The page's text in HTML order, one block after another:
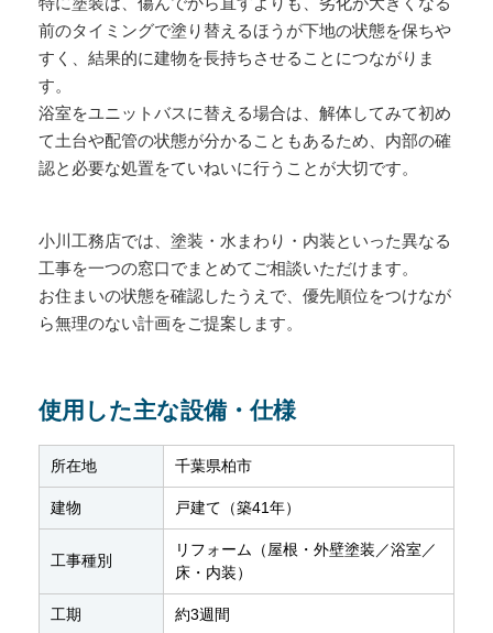
前のタイミングで塗り替えるほうが下地の状態を保ちや
すく、結果的に建物を長持ちさせることにつながりま
す。
浴室をユニットバスに替える場合は、解体してみて初め
て土台や配管の状態が分かることもあるため、内部の確
認と必要な処置をていねいに行うことが大切です。
小川工務店では、塗装・水まわり・内装といった異なる
工事を一つの窓口でまとめてご相談いただけます。
お住まいの状態を確認したうえで、優先順位をつけなが
ら無理のない計画をご提案します。
使用した主な設備・仕様
所在地 千葉県柏市
建物 戸建て（築41年）
工事種別
リフォーム（屋根・外壁塗装／浴室／
床・内装）
工期 約3週間